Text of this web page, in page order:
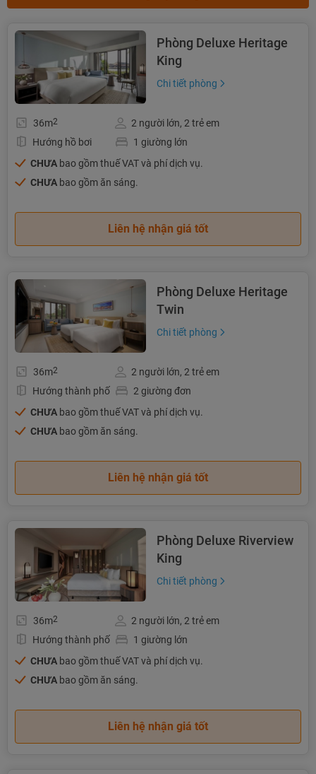
Phòng Deluxe Heritage
King
Chi tiết phòng
36m2
2 người lớn, 2 trẻ em
Hướng hồ bơi
1 giường lớn
CHƯA bao gồm thuế VAT và phí dịch vụ.
CHƯA bao gồm ăn sáng.
Liên hệ nhận giá tốt
Phòng Deluxe Heritage
Twin
Chi tiết phòng
36m2
2 người lớn, 2 trẻ em
Hướng thành phố
2 giường đơn
CHƯA bao gồm thuế VAT và phí dịch vụ.
CHƯA bao gồm ăn sáng.
Liên hệ nhận giá tốt
Phòng Deluxe Riverview
King
Chi tiết phòng
36m2
2 người lớn, 2 trẻ em
Hướng thành phố
1 giường lớn
CHƯA bao gồm thuế VAT và phí dịch vụ.
CHƯA bao gồm ăn sáng.
Liên hệ nhận giá tốt